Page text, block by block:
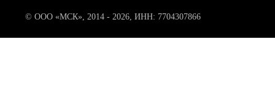
© ООО «МСК», 2014 - 2026, ИНН: 7704307866